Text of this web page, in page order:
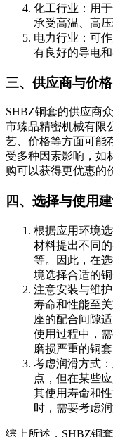
化工行业 ：用
承受高温、高
电力行业 ：可
有良好的导电和
三、供应商与价格
SHBZ铜套的供应商
市臻品精密机械有限
艺、价格等方面可能
受多种因素影响，如
购可以获得更优惠的
四、选择与使用
根据应用环境
材料提出不同
等。因此，在
境选择合适的
注意安装与维护
寿命和性能至
座的配合间隙
使用过程中，
磨损严重的铜套
考虑润滑方式
点，但在某些
其使用寿命和
时，需要考虑
综上所述，SHBZ铜